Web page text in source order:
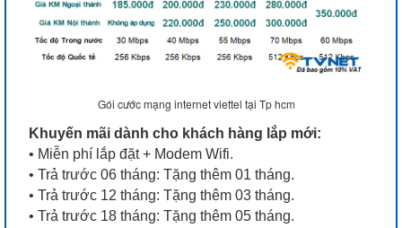
Gói cước mạng internet viettel tại Tp hcm
Khuyến mãi dành cho khách hàng lắp mới:
• Miễn phí lắp đặt + Modem Wifi.
• Trả trước 06 tháng: Tặng thêm 01 tháng.
• Trả trước 12 tháng: Tặng thêm 03 tháng.
• Trả trước 18 tháng: Tặng thêm 05 tháng.